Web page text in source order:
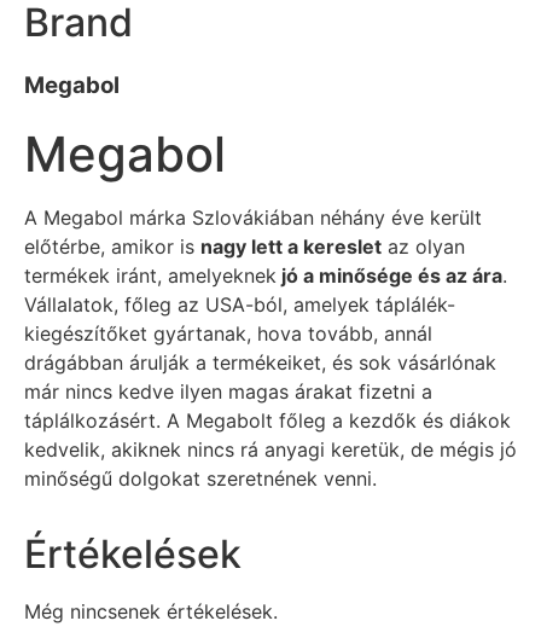
Brand
Megabol
Megabol
A Megabol márka Szlovákiában néhány éve került
előtérbe, amikor is nagy lett a kereslet az olyan
termékek iránt, amelyeknek jó a minősége és az ára.
Vállalatok, főleg az USA-ból, amelyek táplálék-
kiegészítőket gyártanak, hova tovább, annál
drágábban árulják a termékeiket, és sok vásárlónak
már nincs kedve ilyen magas árakat fizetni a
táplálkozásért. A Megabolt főleg a kezdők és diákok
kedvelik, akiknek nincs rá anyagi keretük, de mégis jó
minőségű dolgokat szeretnének venni.
Értékelések
Még nincsenek értékelések.